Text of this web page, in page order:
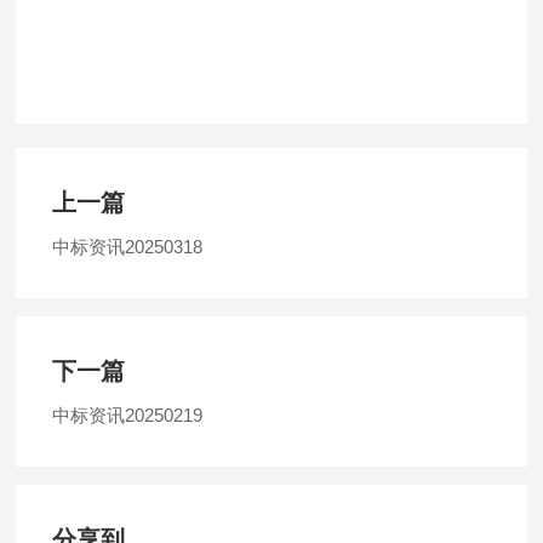
上一篇
中标资讯20250318
下一篇
中标资讯20250219